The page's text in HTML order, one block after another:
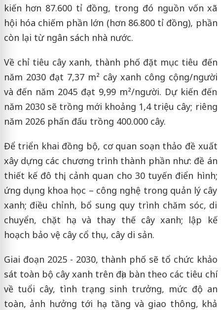
kiến hơn 87.600 tỉ đồng, trong đó nguồn vốn xã
hội hóa chiếm phần lớn (hơn 86.800 tỉ đồng), phần
còn lại từ ngân sách nhà nước.
Về chỉ tiêu cây xanh, thành phố đặt mục tiêu đến
năm 2030 đạt 7,37 m² cây xanh công cộng/người
và đến năm 2045 đạt 9,99 m²/người. Dự kiến đến
năm 2030 sẽ trồng mới khoảng 1,4 triệu cây; riêng
năm 2026 phấn đấu trồng 400.000 cây.
Để triển khai đồng bộ, cơ quan soạn thảo đề xuất
xây dựng các chương trình thành phần như: đề án
thiết kế đô thị, cảnh quan cho 30 tuyến điển hình;
ứng dụng khoa học – công nghệ trong quản lý cây
xanh; điều chỉnh, bổ sung quy trình chăm sóc, di
chuyển, chặt hạ và thay thế cây xanh; lập kế
hoạch bảo vệ cây cổ thụ, cây di sản.
Giai đoạn 2025 - 2030, thành phố sẽ tổ chức khảo
sát toàn bộ cây xanh trên địa bàn theo các tiêu chí
về tuổi cây, tình trạng sinh trưởng, mức độ an
toàn, ảnh hưởng tới hạ tầng và giao thông, khả